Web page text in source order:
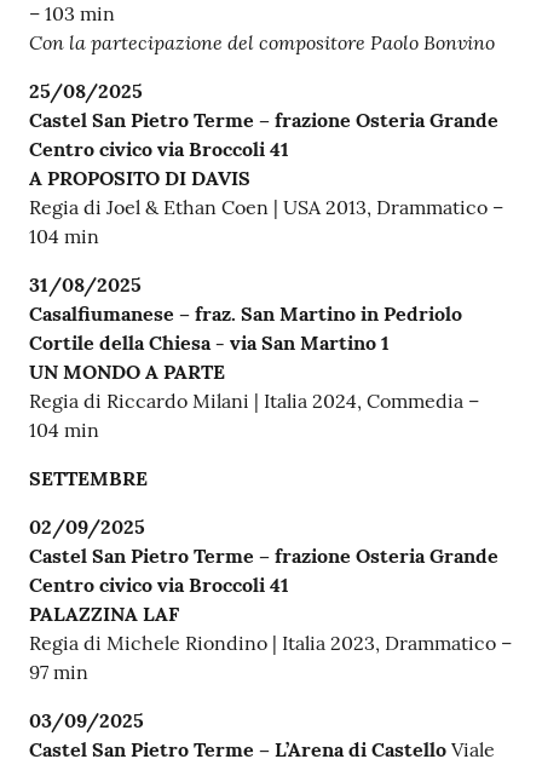
– 103 min
Con la partecipazione del compositore Paolo Bonvino
25/08/2025
Castel San Pietro Terme – frazione Osteria Grande
Centro civico via Broccoli 41
A PROPOSITO DI DAVIS
Regia di Joel & Ethan Coen | USA 2013, Drammatico –
104 min
31/08/2025
Casalfiumanese – fraz. San Martino in Pedriolo
Cortile della Chiesa - via San Martino 1
UN MONDO A PARTE
Regia di Riccardo Milani | Italia 2024, Commedia –
104 min
SETTEMBRE
02/09/2025
Castel San Pietro Terme – frazione Osteria Grande
Centro civico via Broccoli 41
PALAZZINA LAF
Regia di Michele Riondino | Italia 2023, Drammatico –
97 min
03/09/2025
Castel San Pietro Terme – L’Arena di Castello Viale